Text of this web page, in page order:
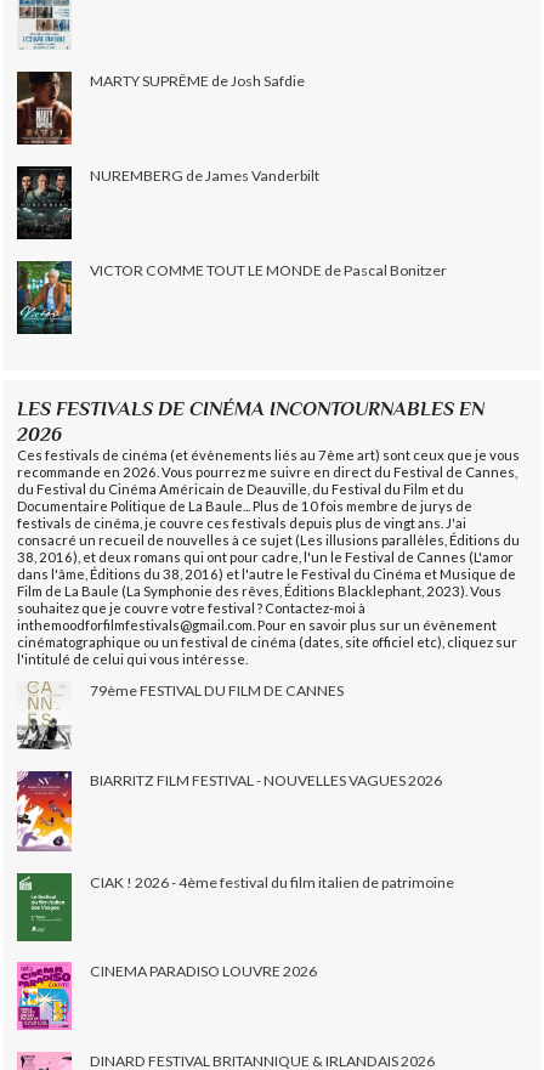
MARTY SUPRÊME de Josh Safdie
NUREMBERG de James Vanderbilt
VICTOR COMME TOUT LE MONDE de Pascal Bonitzer
LES FESTIVALS DE CINÉMA INCONTOURNABLES EN
2026
Ces festivals de cinéma (et évènements liés au 7ème art) sont ceux que je vous
recommande en 2026. Vous pourrez me suivre en direct du Festival de Cannes,
du Festival du Cinéma Américain de Deauville, du Festival du Film et du
Documentaire Politique de La Baule... Plus de 10 fois membre de jurys de
festivals de cinéma, je couvre ces festivals depuis plus de vingt ans. J'ai
consacré un recueil de nouvelles à ce sujet (Les illusions parallèles, Éditions du
38, 2016), et deux romans qui ont pour cadre, l'un le Festival de Cannes (L'amor
dans l'âme, Éditions du 38, 2016) et l'autre le Festival du Cinéma et Musique de
Film de La Baule (La Symphonie des rêves, Éditions Blacklephant, 2023). Vous
souhaitez que je couvre votre festival ? Contactez-moi à
inthemoodforfilmfestivals@gmail.com. Pour en savoir plus sur un évènement
cinématographique ou un festival de cinéma (dates, site officiel etc), cliquez sur
l'intitulé de celui qui vous intéresse.
79ème FESTIVAL DU FILM DE CANNES
BIARRITZ FILM FESTIVAL - NOUVELLES VAGUES 2026
CIAK ! 2026 - 4ème festival du film italien de patrimoine
CINEMA PARADISO LOUVRE 2026
DINARD FESTIVAL BRITANNIQUE & IRLANDAIS 2026